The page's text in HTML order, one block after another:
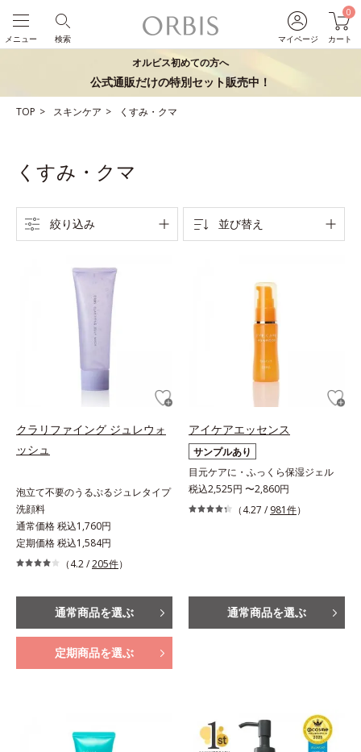
マイページ
0
カート
検索
メニュー
オルビス初めての方へ
公式通販だけの特別セット販売中！
TOP スキンケア くすみ・クマ
くすみ・クマ
絞り込み 並び替え
クラリファイング ジュレウォ
ッシュ
泡立て不要のうるぷるジュレタイプ
洗顔料
通常価格 税込1,760円
定期価格 税込1,584円
（4.2 /205件）
通常商品を選ぶ
定期商品を選ぶ
アイケアエッセンス
サンプルあり
目元ケアに・ふっくら保湿ジェル
税込2,525円 〜2,860円
（4.27 / 981件）
通常商品を選ぶ